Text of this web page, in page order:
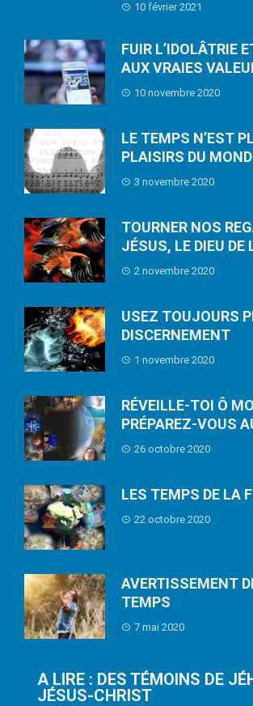
10 février 2021
FUIR L’IDOLÂTRIE
AUX VRAIES
10 novembre 2020
LE TEMPS N’EST
PLAISIRS DU
3 novembre 2020
TOURNER NOS
JÉSUS, LE DIEU DE
2 novembre 2020
USEZ TOUJOURS
DISCERNEMENT
1 novembre 2020
RÉVEILLE-TOI Ô
PRÉPAREZ-VOUS
26 octobre 2020
LES TEMPS DE LA
22 octobre 2020
AVERTISSEMENT
TEMPS
7 mai 2020
A LIRE : DES TÉMOINS DE
JÉSUS-CHRIST